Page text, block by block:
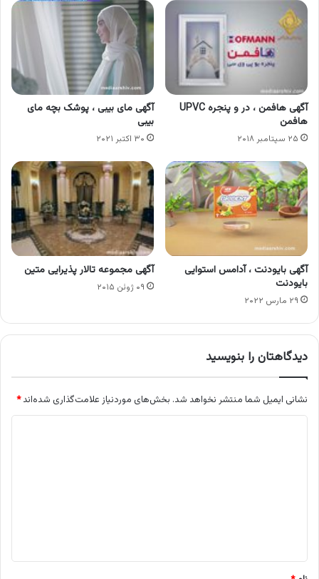
آگهی هافمن ، در و پنجره UPVC
هافمن
۲۵ سپتامبر ۲۰۱۸
آگهی مای بیبی ، پوشک بچه مای
بیبی
۳۰ اکتبر ۲۰۲۱
آگهی بایودنت ، آدامس استوایی
بایودنت
۲۹ مارس ۲۰۲۲
آگهی مجموعه تالار پذیرایی متین
۰۹ ژوئن ۲۰۱۵
دیدگاهتان را بنویسید
نشانی ایمیل شما منتشر نخواهد شد. بخش‌های موردنیاز علامت‌گذاری شده‌اند*